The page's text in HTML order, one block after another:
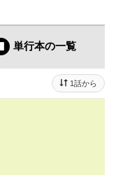
単行本の一覧
1話から